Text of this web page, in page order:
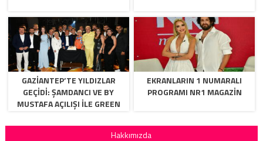
GAZİANTEP’TE YILDIZLAR
GEÇİDİ: ŞAMDANCI VE BY
MUSTAFA AÇILIŞI İLE GREEN
EKRANLARIN 1 NUMARALI
PROGRAMI NR1 MAGAZIN
Hakkımızda